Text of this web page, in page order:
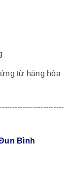
từ hàng hóa
Bình